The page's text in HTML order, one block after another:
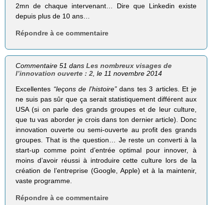
2mn de chaque intervenant… Dire que Linkedin existe
depuis plus de 10 ans…
Répondre à ce commentaire
Commentaire 51 dansLes nombreux visages de
l’innovation ouverte : 2 , le 11 novembre 2014
Excellentes “leçons de l’histoire”dans tes 3 articles. Et je
ne suis pas sûr que ça serait statistiquement différent aux
USA (si on parle des grands groupes et de leur culture,
que tu vas aborder je crois dans ton dernier article). Donc
innovation ouverte ou semi-ouverte au profit des grands
groupes. That is the question… Je reste un converti à la
start-up comme point d’entrée optimal pour innover, à
moins d’avoir réussi à introduire cette culture lors de la
création de l’entreprise (Google, Apple) et à la maintenir,
vaste programme.
Répondre à ce commentaire